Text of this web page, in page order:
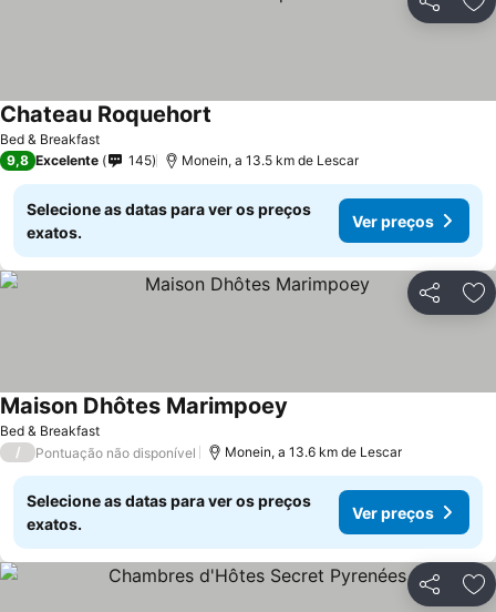
Partilhar
Bed & Breakfast
Chateau Roquehort
9,8 Excelente 145 Monein, a 13.5 km de Lescar
Selecione as datas para ver os preços
exatos.
Ver preços
Partilhar
Bed & Breakfast
Maison Dhôtes Marimpoey
/ Pontuação não disponível Monein, a 13.6 km de Lescar
Selecione as datas para ver os preços
exatos.
Ver preços
Partilhar